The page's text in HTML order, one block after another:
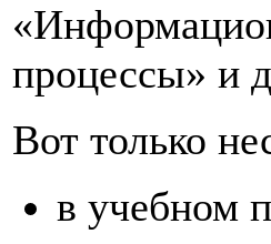
процессы» и
Вот только
в учебном